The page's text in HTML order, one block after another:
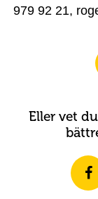
979 92 21,
Eller vet